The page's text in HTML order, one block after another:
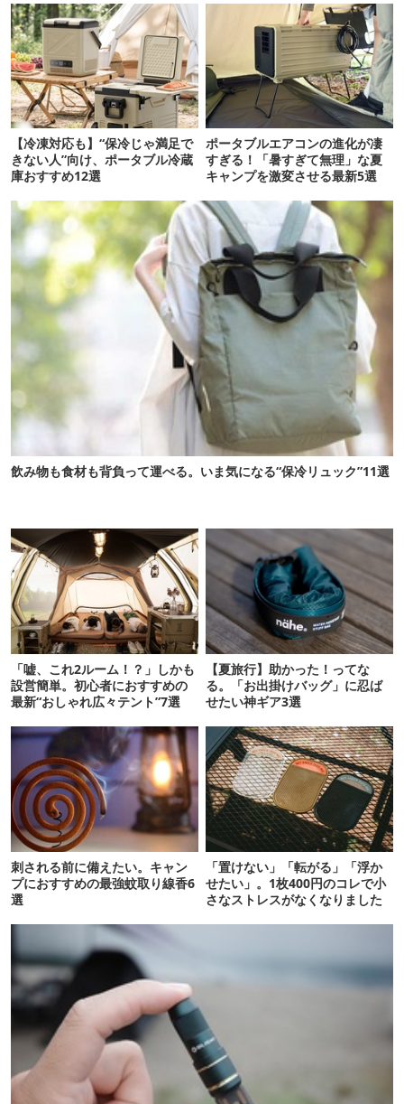
【冷凍対応も】“保冷じゃ満足で
きない人”向け、ポータブル冷蔵
庫おすすめ12選
ポータブルエアコンの進化が凄
すぎる！「暑すぎて無理」な夏
キャンプを激変させる最新5選
飲み物も食材も背負って運べる。いま気になる“保冷リュック”11選
「嘘、これ2ルーム！？」しかも
設営簡単。初心者におすすめの
最新“おしゃれ広々テント”7選
【夏旅行】助かった！ってな
る。「お出掛けバッグ」に忍ば
せたい神ギア3選
刺される前に備えたい。キャン
プにおすすめの最強蚊取り線香6
選
「置けない」「転がる」「浮か
せたい」。1枚400円のコレで小
さなストレスがなくなりました